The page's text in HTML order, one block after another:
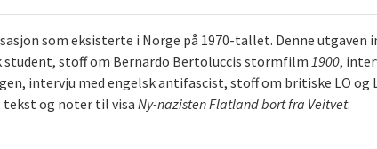
som eksisterte i Norge på 1970-tallet. Denne utgaven
student, stoff om Bernardo Bertoluccis stormfilm 1900,
intervju med engelsk antifascist, stoff om britiske LO og
tekst og noter til visa Ny-nazisten Flatland bort fra Veitvet.